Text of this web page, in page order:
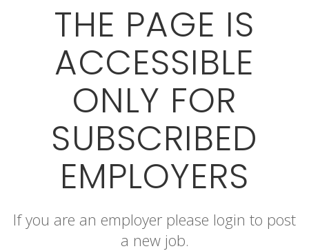
THE PAGE IS
ACCESSIBLE
ONLY FOR
SUBSCRIBED
EMPLOYERS
If you are an employer please login to post
a new job.